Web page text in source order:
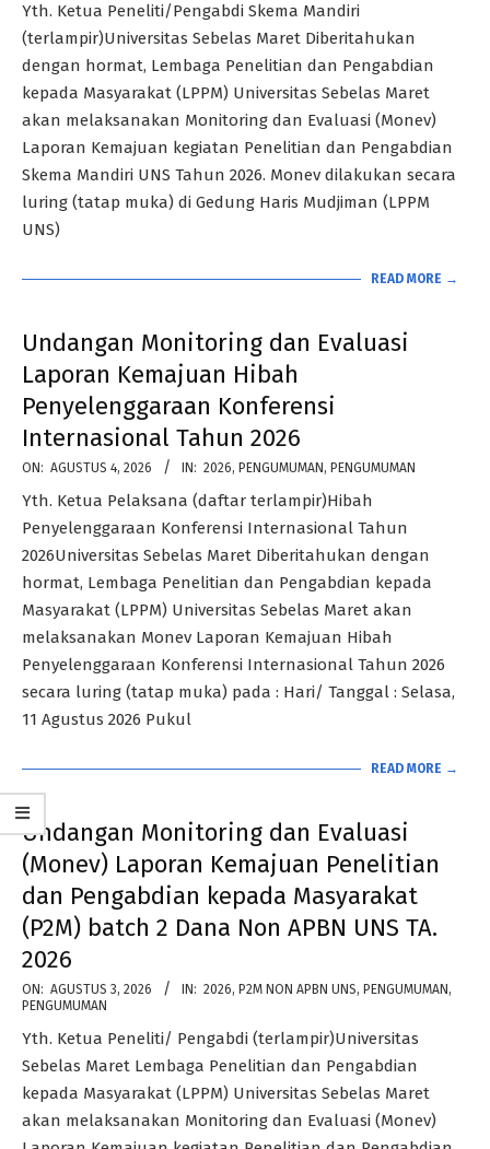
05
Yth. Ketua Peneliti/Pengabdi Skema Mandiri
(terlampir)Universitas Sebelas Maret Diberitahukan
dengan hormat, Lembaga Penelitian dan Pengabdian
kepada Masyarakat (LPPM) Universitas Sebelas Maret
akan melaksanakan Monitoring dan Evaluasi (Monev)
Laporan Kemajuan kegiatan Penelitian dan Pengabdian
Skema Mandiri UNS Tahun 2026. Monev dilakukan secara
luring (tatap muka) di Gedung Haris Mudjiman (LPPM
UNS)
READ MORE →
Undangan Monitoring dan Evaluasi
Laporan Kemajuan Hibah
Penyelenggaraan Konferensi
Internasional Tahun 2026
2026-
08-
04
ON: AGUSTUS 4, 2026 IN: 2026, PENGUMUMAN , PENGUMUMAN
Yth. Ketua Pelaksana (daftar terlampir)Hibah
Penyelenggaraan Konferensi Internasional Tahun
2026Universitas Sebelas Maret Diberitahukan dengan
hormat, Lembaga Penelitian dan Pengabdian kepada
Masyarakat (LPPM) Universitas Sebelas Maret akan
melaksanakan Monev Laporan Kemajuan Hibah
Penyelenggaraan Konferensi Internasional Tahun 2026
secara luring (tatap muka) pada : Hari/ Tanggal : Selasa,
11 Agustus 2026 Pukul
READ MORE →
Undangan Monitoring dan Evaluasi
(Monev) Laporan Kemajuan Penelitian
dan Pengabdian kepada Masyarakat
(P2M) batch 2 Dana Non APBN UNS TA.
2026
2026-
08-
03
ON: AGUSTUS 3, 2026 IN: 2026, P2M NON APBN UNS, PENGUMUMAN ,
PENGUMUMAN
Yth. Ketua Peneliti/ Pengabdi (terlampir)Universitas
Sebelas Maret Lembaga Penelitian dan Pengabdian
kepada Masyarakat (LPPM) Universitas Sebelas Maret
akan melaksanakan Monitoring dan Evaluasi (Monev)